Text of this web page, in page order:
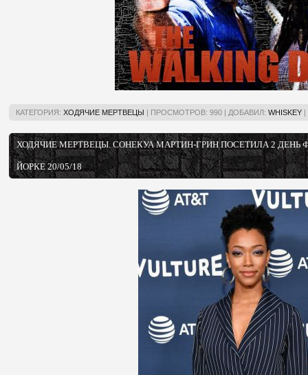
КАТЕГОРИЯ: ХОДЯЧИЕ МЕРТВЕЦЫ | ПРОСМОТРОВ: 990 | ДОБАВИЛ: WHISKEY |
ХОДЯЧИЕ МЕРТВЕЦЫ. СОНЕКУА МАРТИН-ГРИН ПОСЕТИЛА 2 ДЕНЬ
ЙОРКЕ 20/05/18